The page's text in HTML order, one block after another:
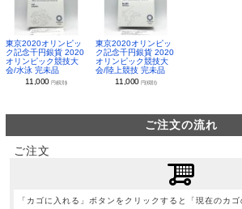
東京2020オリンピッ
ク記念千円銀貨 2020
オリンピック競技大
会/水泳 完未品
11,000円(税別)
東京2020オリンピッ
ク記念千円銀貨 2020
オリンピック競技大
会/陸上競技 完未品
11,000 円(税別)
ご注文の流れ
ご注文
「カゴに入れる」ボタンをクリックすると「現在のカ